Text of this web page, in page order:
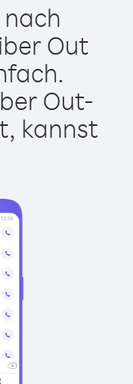
Out
Out-
kannst